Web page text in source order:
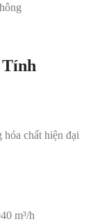
chất hiện đại
m³/h